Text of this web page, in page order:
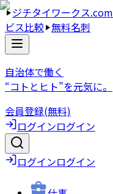
ジチタイワークス.com
ビス比較 無料名刺
自治体で働く
“コトとヒト”を元気に。
会員登録(無料)
ログインログイン
ログインログイン